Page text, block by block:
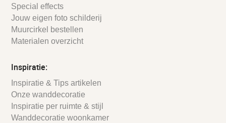
Special effects
Jouw eigen foto schilderij
Muurcirkel bestellen
Materialen overzicht
Inspiratie:
Inspiratie & Tips artikelen
Onze wanddecoratie
Inspiratie per ruimte & stijl
Wanddecoratie woonkamer